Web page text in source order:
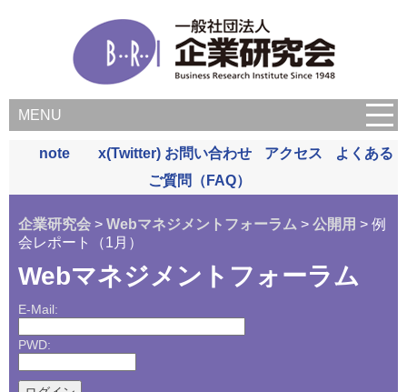
MENU
note x(Twitter) お問い合わせ アクセス
よくある
ご質問（FAQ）
企業研究会 > Webマネジメントフォーラム > 公開用 > 例
会レポート（1月）
Webマネジメントフォーラム
E-Mail:
PWD: